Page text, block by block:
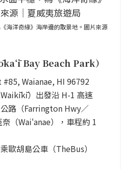
海洋奇緣》海岸邊的取景地。圖片來源
Bay Beach Park）
Waianae, HI 96792
）出發沿 H-1 高速
路（Farrington Hwy／
（Waiʻanae），車程約 1
歐胡島公車（TheBus）